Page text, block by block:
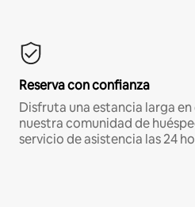
Reserva con confianza
Disfruta una estancia larga
nuestra comunidad de
servicio de asistencia las 24